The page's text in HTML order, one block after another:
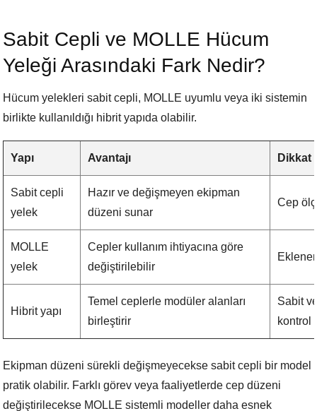
Sabit Cepli ve MOLLE Hücum
Yeleği Arasındaki Fark Nedir?
Hücum yelekleri sabit cepli, MOLLE uyumlu veya iki sistemin
birlikte kullanıldığı hibrit yapıda olabilir.
Yapı Avantajı Dikkat
Sabit cepli
yelek
Hazır ve değişmeyen ekipman
düzeni sunar
Cep
MOLLE
yelek
Cepler kullanım ihtiyacına göre
değiştirilebilir
Hibrit yapı
Temel ceplerle modüler alanları
birleştirir
Sabit
kontrol
Ekipman düzeni sürekli değişmeyecekse sabit cepli bir model
pratik olabilir. Farklı görev veya faaliyetlerde cep düzeni
değiştirilecekse MOLLE sistemli modeller daha esnek